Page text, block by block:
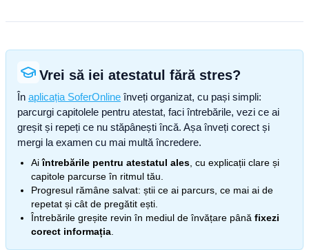
Vrei să iei atestatul fără stres?
În aplicația SoferOnline înveți organizat, cu pași simpli:
parcurgi capitolele pentru atestat, faci întrebările, vezi ce ai
greșit și repeți ce nu stăpânești încă. Așa înveți corect și
mergi la examen cu mai multă încredere.
Aiîntrebările pentru atestatul ales , cu explicații clare și
capitole parcurse în ritmul tău.
Progresul rămâne salvat: știi ce ai parcurs, ce mai ai de
repetat și cât de pregătit ești.
Întrebările greșite revin în mediul de învățare până fixezi
corect informația